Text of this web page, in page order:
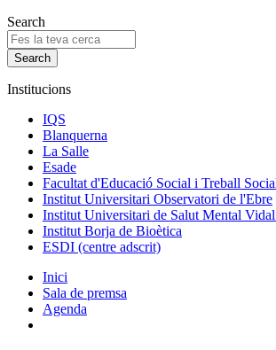
Search
Institucions
IQS
Blanquerna
La Salle
Esade
Facultat d'Educació Social i Treball
Institut Universitari Observatori de l'Ebre
Institut Universitari de Salut Mental
Institut Borja de Bioètica
ESDI (centre adscrit)
Inici
Sala de premsa
Agenda